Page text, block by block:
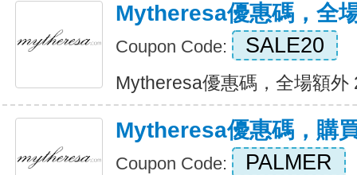
Mytheresa優惠碼，全
Coupon Code: SALE20
Mytheresa優惠碼，全場額外
Mytheresa優惠碼，購
Coupon Code: PALMER